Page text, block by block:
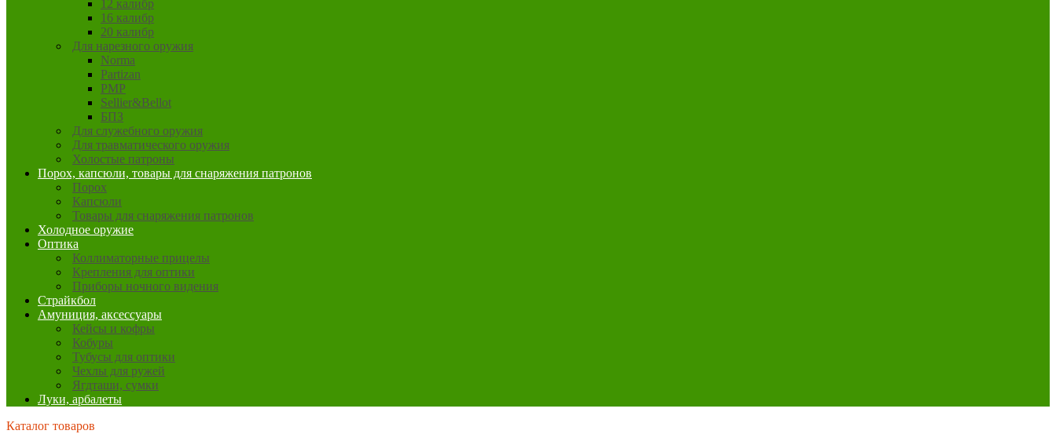
12 калибр
16 калибр
20 калибр
Для нарезного оружия
Norma
Partizan
PMP
Sellier&Bellot
БПЗ
Для служебного оружия
Для травматического оружия
Холостые патроны
Порох, капсюли, товары для снаряжения патронов
Порох
Капсюли
Товары для снаряжения патронов
Холодное оружие
Оптика
Коллиматорные прицелы
Крепления для оптики
Приборы ночного видения
Страйкбол
Амуниция, аксессуары
Кейсы и кофры
Кобуры
Тубусы для оптики
Чехлы для ружей
Ягдташи, сумки
Луки, арбалеты
Каталог товаров